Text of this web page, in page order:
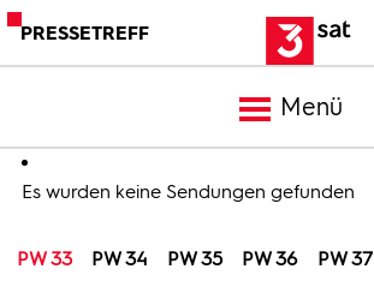
PRESSETREFF
Menü
Meldungen
Programm
Es wurden keine Sendungen gefunden
PW 33 PW 34 PW 35 PW 36 PW 37